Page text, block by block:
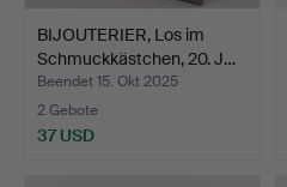
BIJOUTERIER, Los im
Schmuckkästchen, 20. J…
Beendet 15. Okt 2025
2 Gebote
37 USD